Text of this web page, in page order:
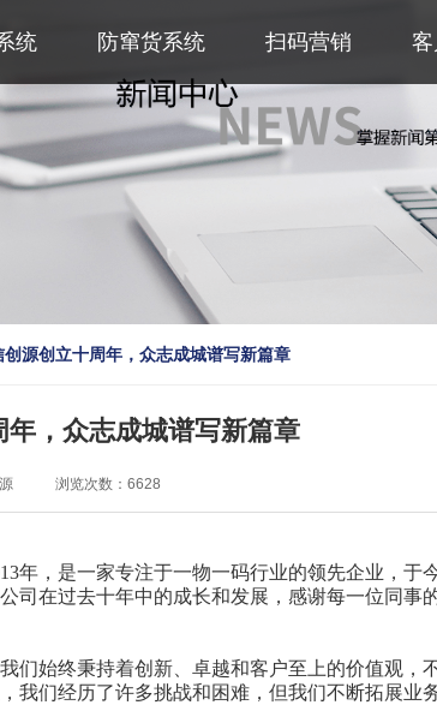
统 防窜货系统 扫码营销 客
源创立十周年，众志成城谱写新篇章
，众志成城谱写新篇章
浏览次数：6628
年，是一家专注于一物一码行业的领先企业，于
司在过去十年中的成长和发展，感谢每一位同事
们始终秉持着创新、卓越和客户至上的价值观，
我们经历了许多挑战和困难，但我们不断拓展业